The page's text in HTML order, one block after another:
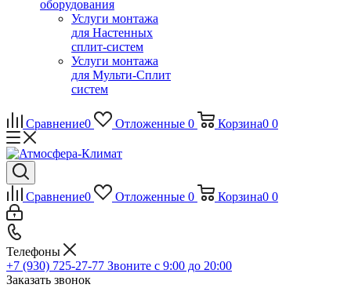
оборудования
Услуги монтажа
для Настенных
сплит-систем
Услуги монтажа
для Мульти-Сплит
систем
Сравнение0 Отложенные 0 Корзина0 0
Сравнение0 Отложенные 0 Корзина0 0
Телефоны
+7 (930) 725-27-77 Звоните с 9:00 до 20:00
Заказать звонок